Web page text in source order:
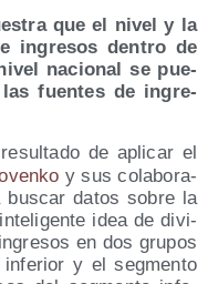
que el nivel y la
ingre­sos den­tro de
nacio­nal se pue­
fuen­tes de ingre­
de apli­car el
y sus cola­bo­ra­
bus­car datos sobre la
idea de divi­
en dos gru­pos
infe­rior y el seg­men­to